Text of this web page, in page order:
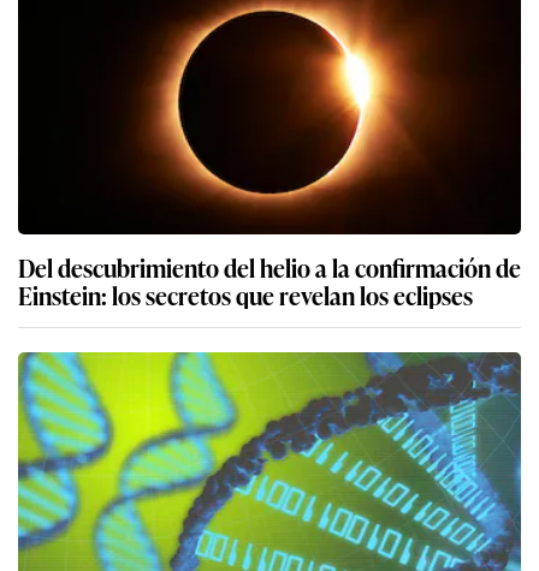
Del descubrimiento del helio a la confirmación de
Einstein: los secretos que revelan los eclipses